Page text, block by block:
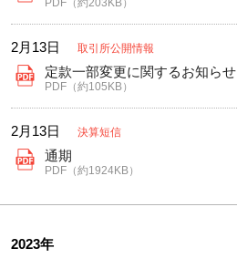
PDF（約203KB）
2月13日 取引所公開情報
定款一部変更に関するお知らせ
PDF（約105KB）
2月13日 決算短信
通期
PDF（約1924KB）
2023年